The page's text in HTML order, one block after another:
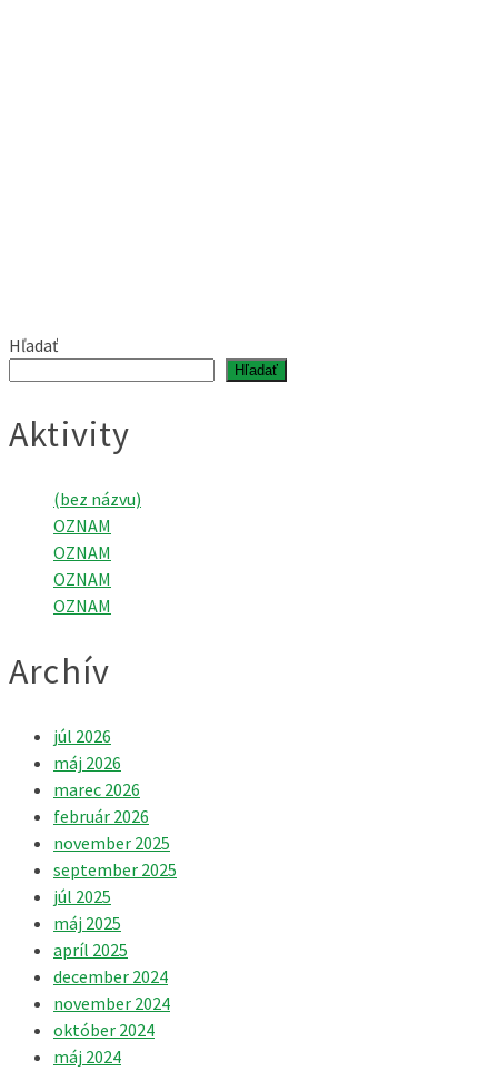
Hľadať
Hľadať
Aktivity
(bez názvu)
OZNAM
OZNAM
OZNAM
OZNAM
Archív
júl 2026
máj 2026
marec 2026
február 2026
november 2025
september 2025
júl 2025
máj 2025
apríl 2025
december 2024
november 2024
október 2024
máj 2024